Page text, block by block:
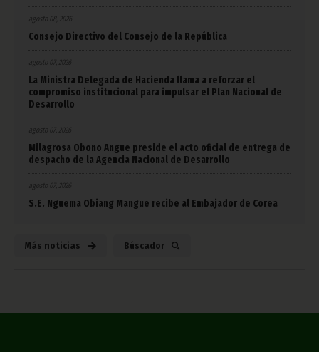
agosto 08, 2026
Consejo Directivo del Consejo de la República
agosto 07, 2026
La Ministra Delegada de Hacienda llama a reforzar el
compromiso institucional para impulsar el Plan Nacional de
Desarrollo
agosto 07, 2026
Milagrosa Obono Angue preside el acto oficial de entrega de
despacho de la Agencia Nacional de Desarrollo
agosto 07, 2026
S.E. Nguema Obiang Mangue recibe al Embajador de Corea
Más noticias Búscador